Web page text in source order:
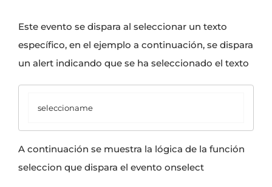
Este evento se dispara al seleccionar un texto
específico, en el ejemplo a continuación, se dispara
un alert indicando que se ha seleccionado el texto
A continuación se muestra la lógica de la función
seleccion que dispara el evento onselect